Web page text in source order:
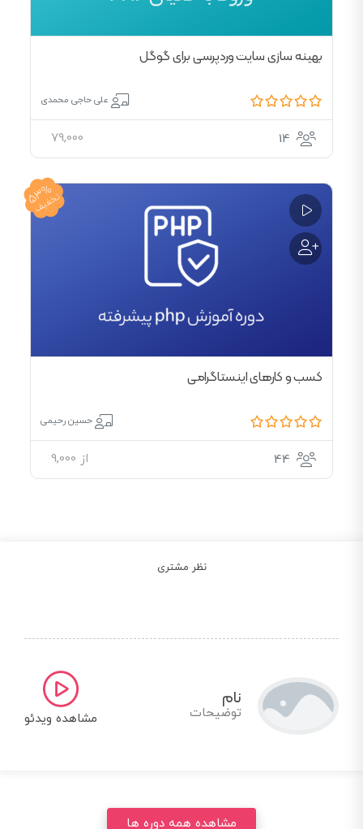
بهینه سازی سایت وردپرسی برای گوگل
علی حاجی محمدی
14
79,000
53%
تخفیف
کسب‌ و کارهای اینستاگرامی
حسین رحیمی
44 از 9,000
نظر مشتری
نام
توضیحات مشاهده ویدئو
مشاهده همه دوره ها